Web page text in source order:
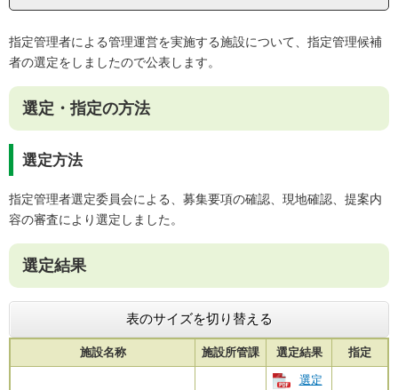
指定管理者による管理運営を実施する施設について、指定管理候補
者の選定をしましたので公表します。
選定・指定の方法
選定方法
指定管理者選定委員会による、募集要項の確認、現地確認、提案内
容の審査により選定しました。
選定結果
表のサイズを切り替える
施設名称 施設所管課 選定結果 指定
選定